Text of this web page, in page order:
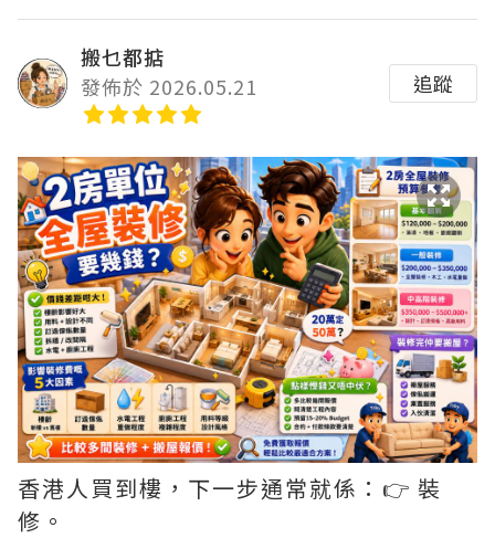
搬乜都掂
發佈於 2026.05.21
追蹤
香港人買到樓，下一步通常就係：👉 裝
修。